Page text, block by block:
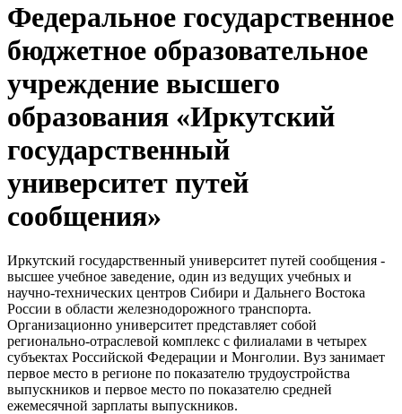
Федеральное государственное
бюджетное образовательное
учреждение высшего
образования «Иркутский
государственный
университет путей
сообщения»
Иркутский государственный университет путей сообщения -
высшее учебное заведение, один из ведущих учебных и
научно-технических центров Сибири и Дальнего Востока
России в области железнодорожного транспорта.
Организационно университет представляет собой
регионально-отраслевой комплекс с филиалами в четырех
субъектах Российской Федерации и Монголии. Вуз занимает
первое место в регионе по показателю трудоустройства
выпускников и первое место по показателю средней
ежемесячной зарплаты выпускников.